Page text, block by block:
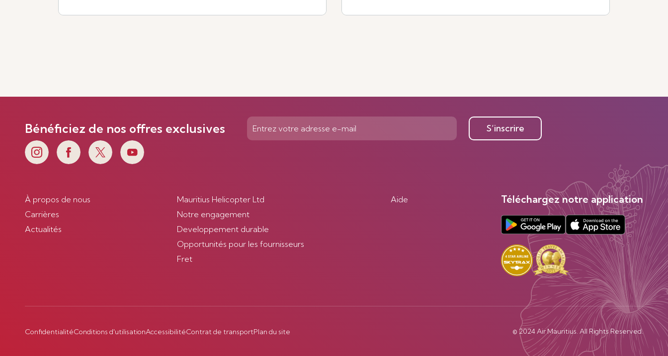
Bénéficiez de nos offres exclusives S’inscrire
À propos de nous
Carrières
Actualités
Mauritius Helicopter Ltd
Notre engagement
Developpement durable
Opportunités pour les fournisseurs
Fret
Aide Téléchargez notre application
ConfidentialitéConditions d'utilisationAccessibilitéContrat de transportPlan du site © 2024 Air Mauritius. All Rights Reserved.